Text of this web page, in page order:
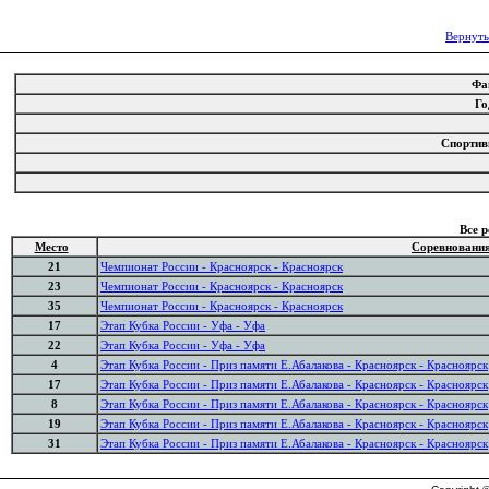
Все
Место
21
Чемпионат России - Красноярск - Красноярск
23
Чемпионат России - Красноярск - Красноярск
35
Чемпионат России - Красноярск - Красноярск
17
Этап Кубка России - Уфа - Уфа
22
Этап Кубка России - Уфа - Уфа
4
Этап Кубка России - Приз памяти Е.Абалакова - Красноярск - Красноярск
17
Этап Кубка России - Приз памяти Е.Абалакова - Красноярск - Красноярск
8
Этап Кубка России - Приз памяти Е.Абалакова - Красноярск - Красноярск
19
Этап Кубка России - Приз памяти Е.Абалакова - Красноярск - Красноярск
31
Этап Кубка России - Приз памяти Е.Абалакова - Красноярск - Красноярск